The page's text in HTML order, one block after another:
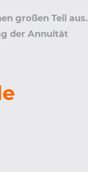
großen Teil aus.
der Annuität